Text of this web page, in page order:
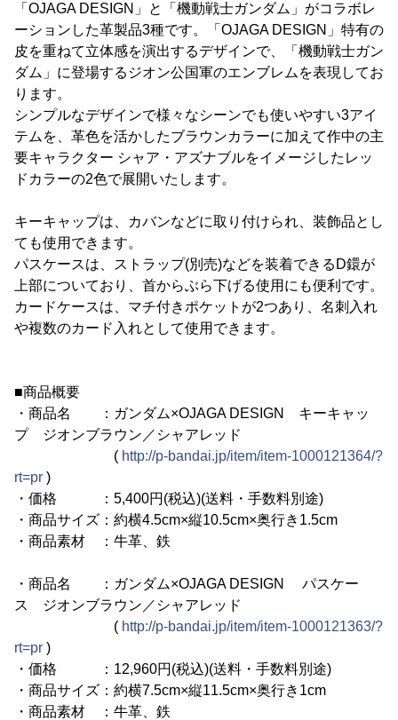
「OJAGA DESIGN」と「機動戦士ガンダム」がコラボレ
ーションした革製品3種です。「OJAGA DESIGN」特有の
皮を重ねて立体感を演出するデザインで、「機動戦士ガン
ダム」に登場するジオン公国軍のエンブレムを表現してお
ります。
シンプルなデザインで様々なシーンでも使いやすい3アイ
テムを、革色を活かしたブラウンカラーに加えて作中の主
要キャラクター シャア・アズナブルをイメージしたレッ
ドカラーの2色で展開いたします。
キーキャップは、カバンなどに取り付けられ、装飾品とし
ても使用できます。
パスケースは、ストラップ(別売)などを装着できるD鐶が
上部についており、首からぶら下げる使用にも便利です。
カードケースは、マチ付きポケットが2つあり、名刺入れ
や複数のカード入れとして使用できます。
■商品概要
・商品名 ：ガンダム×OJAGA DESIGN キーキャッ
プ ジオンブラウン／シャアレッド
( http://p-bandai.jp/item/item-1000121364/?
rt=pr )
・価格 ：5,400円(税込)(送料・手数料別途)
・商品サイズ：約横4.5cm×縦10.5cm×奥行き1.5cm
・商品素材 ：牛革、鉄
・商品名 ：ガンダム×OJAGA DESIGN パスケー
ス ジオンブラウン／シャアレッド
( http://p-bandai.jp/item/item-1000121363/?
rt=pr )
・価格 ：12,960円(税込)(送料・手数料別途)
・商品サイズ：約横7.5cm×縦11.5cm×奥行き1cm
・商品素材 ：牛革、鉄